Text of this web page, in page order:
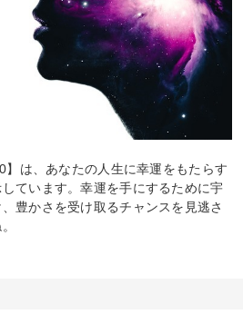
は、あなたの人生に幸運をもたらす
ています。幸運を手にするために宇
豊かさを受け取るチャンスを見逃さ